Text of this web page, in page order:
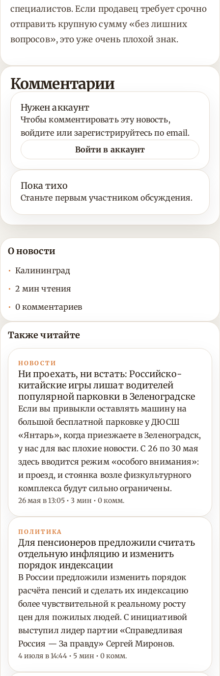
специалистов. Если продавец требует срочно
отправить крупную сумму «без лишних
вопросов», это уже очень плохой знак.
Комментарии
Нужен аккаунт
Чтобы комментировать эту новость,
войдите или зарегистрируйтесь по email.
Войти в аккаунт
Пока тихо
Станьте первым участником обсуждения.
О новости
Калининград
2 мин чтения
0 комментариев
Также читайте
НОВОСТИ
Ни проехать, ни встать: Российско-
китайские игры лишат водителей
популярной парковки в Зеленоградске
Если вы привыкли оставлять машину на
большой бесплатной парковке у ДЮСШ
«Янтарь», когда приезжаете в Зеленоградск,
у нас для вас плохие новости. С 26 по 30 мая
здесь вводится режим «особого внимания»:
и проезд, и стоянка возле физкультурного
комплекса будут сильно ограничены.
26 мая в 13:05 • 3 мин • 0 комм.
ПОЛИТИКА
Для пенсионеров предложили считать
отдельную инфляцию и изменить
порядок индексации
В России предложили изменить порядок
расчёта пенсий и сделать их индексацию
более чувствительной к реальному росту
цен для пожилых людей. С инициативой
выступил лидер партии «Справедливая
Россия — За правду» Сергей Миронов.
4 июля в 14:44 • 5 мин • 0 комм.